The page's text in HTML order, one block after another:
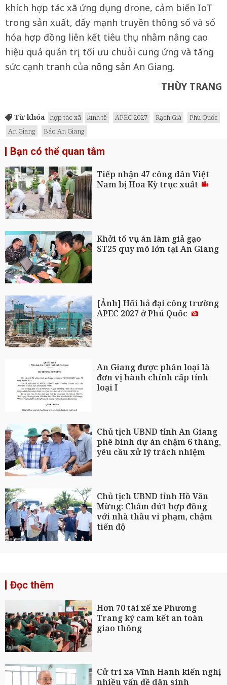
khích hợp tác xã ứng dụng drone, cảm biến IoT
trong sản xuất, đẩy mạnh truyền thông số và số
hóa hợp đồng liên kết tiêu thụ nhằm nâng cao
hiệu quả quản trị, tối ưu chuỗi cung ứng và tăng
sức cạnh tranh của nông sản An Giang.
THÙY TRANG
Từ khóa hợp tác xã kinh tế APEC 2027 Rạch Giá
Phú Quốc
An Giang
Báo An Giang
Bạn có thể quan tâm
Tiếp nhận 47 công dân Việt
Nam bị Hoa Kỳ trục xuất
Khởi tố vụ án làm giả gạo
ST25 quy mô lớn tại An Giang
[Ảnh] Hối hả đại công trường
APEC 2027 ở Phú Quốc
An Giang được phân loại là
đơn vị hành chính cấp tỉnh
loại I
Chủ tịch UBND tỉnh An Giang
phê bình dự án chậm 6 tháng,
yêu cầu xử lý trách nhiệm
Chủ tịch UBND tỉnh Hồ Văn
Mừng: Chấm dứt hợp đồng
với nhà thầu vi phạm, chậm
tiến độ
Đọc thêm
Hơn 70 tài xế xe Phương
Trang ký cam kết an toàn
giao thông
Cử tri xã Vĩnh Hanh kiến nghị
nhiều vấn đề dân sinh